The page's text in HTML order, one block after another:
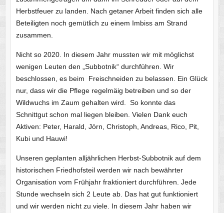
Herbstfeuer zu landen. Nach getaner Arbeit finden sich alle
Beteiligten noch gemütlich zu einem Imbiss am Strand
zusammen.
Nicht so 2020. In diesem Jahr mussten wir mit möglichst
wenigen Leuten den „Subbotnik“ durchführen. Wir
beschlossen, es beim Freischneiden zu belassen. Ein Glück
nur, dass wir die Pflege regelmäig betreiben und so der
Wildwuchs im Zaum gehalten wird. So konnte das
Schnittgut schon mal liegen bleiben. Vielen Dank euch
Aktiven: Peter, Harald, Jörn, Christoph, Andreas, Rico, Pit,
Kubi und Hauwi!
Unseren geplanten alljährlichen Herbst-Subbotnik auf dem
historischen Friedhofsteil werden wir nach bewährter
Organisation vom Frühjahr fraktioniert durchführen. Jede
Stunde wechseln sich 2 Leute ab. Das hat gut funktioniert
und wir werden nicht zu viele. In diesem Jahr haben wir